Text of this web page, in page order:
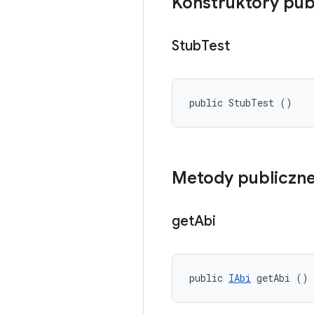
StubTest
public StubTest ()
Metody
getAbi
public IAbi getAbi ()